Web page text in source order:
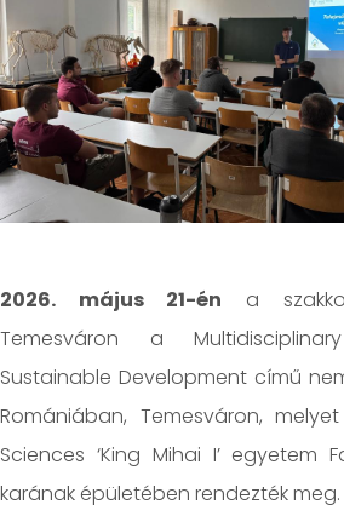
2026. május 21-én a
Temesváron a
Sustainable Development című
Romániában, Temesváron,
Sciences ‘King Mihai I’ egyetem
karának épületében rendezték meg.